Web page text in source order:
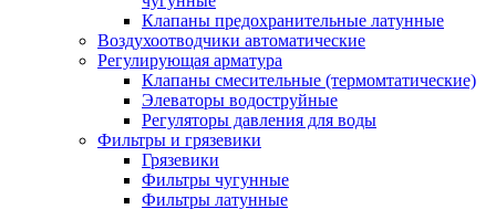
Клапаны предохранительные латунные
Воздухоотводчики автоматические
Регулирующая арматура
Клапаны смесительные (термомтатические)
Элеваторы водоструйные
Регуляторы давления для воды
Фильтры и грязевики
Грязевики
Фильтры чугунные
Фильтры латунные